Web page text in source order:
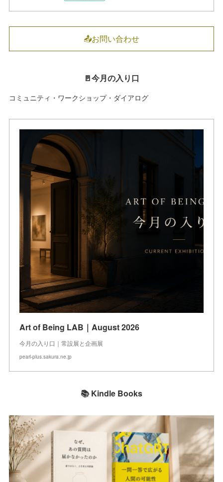
📤お問い合わせ
🚪今月の入り口
コミュニティ・ワークショップ・ダイアログ
Art of Being LAB｜August 2026
今月の入り口｜常設展と企画展
pearl-plus.sakura.ne.jp
📚 Kindle Books